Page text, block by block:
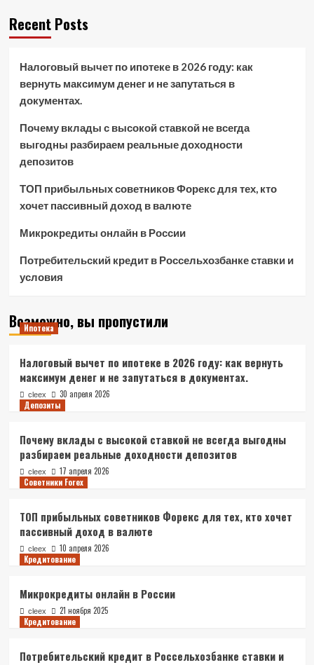
Recent Posts
Налоговый вычет по ипотеке в 2026 году: как
вернуть максимум денег и не запутаться в
документах.
Почему вклады с высокой ставкой не всегда
выгодны разбираем реальные доходности
депозитов
ТОП прибыльных советников Форекс для тех, кто
хочет пассивный доход в валюте
Микрокредиты онлайн в России
Потребительский кредит в Россельхозбанке ставки и
условия
Возможно, вы пропустили
Ипотека
Налоговый вычет по ипотеке в 2026 году: как вернуть
максимум денег и не запутаться в документах.
cleex
30 апреля 2026
Депозиты
Почему вклады с высокой ставкой не всегда выгодны
разбираем реальные доходности депозитов
cleex
17 апреля 2026
Советники Forex
ТОП прибыльных советников Форекс для тех, кто хочет
пассивный доход в валюте
cleex
10 апреля 2026
Кредитование
Микрокредиты онлайн в России
cleex
21 ноября 2025
Кредитование
Потребительский кредит в Россельхозбанке ставки и